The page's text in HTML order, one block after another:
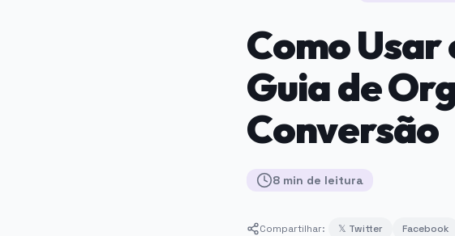
Como
Guia de
Conversão
8 min de leitura
Compartilhar: 𝕏 Twitter Facebook